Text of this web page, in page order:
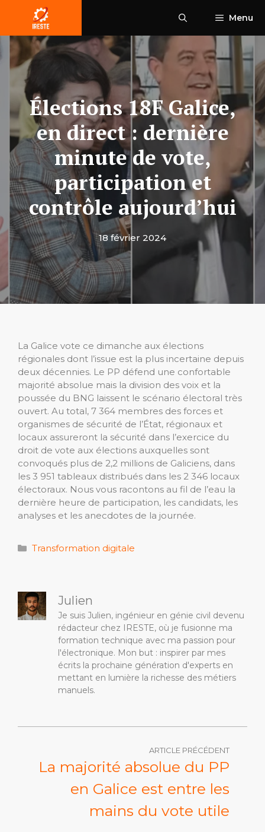
contenu
Menu
Élections 18F Galice,
en direct : dernière
minute de vote,
participation et
contrôle aujourd’hui
18 février 2024
La Galice vote ce dimanche aux élections
régionales dont l’issue est la plus incertaine depuis
deux décennies. Le PP défend une confortable
majorité absolue mais la division des voix et la
poussée du BNG laissent le scénario électoral très
ouvert. Au total, 7 364 membres des forces et
organismes de sécurité de l’État, régionaux et
locaux assureront la sécurité dans l’exercice du
droit de vote aux élections auxquelles sont
convoqués plus de 2,2 millions de Galiciens, dans
les 3 951 tableaux distribués dans les 2 346 locaux
électoraux. Nous vous racontons au fil de l’eau la
dernière heure de participation, les candidats, les
analyses et les anecdotes de la journée.
Catégories
Transformation digitale
Julien
Je suis Julien, ingénieur en génie civil devenu
rédacteur chez IRESTE, où je fusionne ma
formation technique avec ma passion pour
l'électronique. Mon but : inspirer par mes
écrits la prochaine génération d'experts en
mettant en lumière la richesse des métiers
manuels.
ARTICLE PRÉCÉDENT
La majorité absolue du PP
en Galice est entre les
mains du vote utile